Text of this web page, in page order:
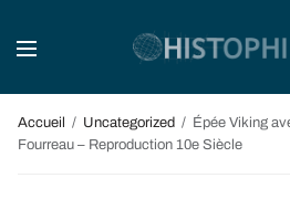
Accueil / Uncategorized / Épée Viking
Fourreau – Reproduction 10e Siècle